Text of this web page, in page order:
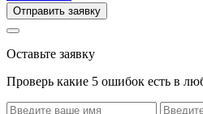
Отправить заявку
Оставьте заявку
Проверь какие 5 ошибок есть в